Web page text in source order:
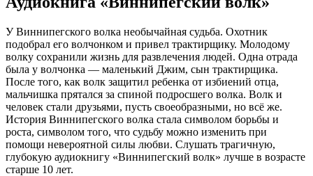
У Виннипегского волка необычайная судьба. Охотник
подобрал его волчонком и привел трактирщику. Молодому
волку сохранили жизнь для развлечения людей. Одна отрада
была у волчонка — маленький Джим, сын трактирщика.
После того, как волк защитил ребенка от избиений отца,
мальчишка прятался за спиной подросшего волка. Волк и
человек стали друзьями, пусть своеобразными, но всё же.
История Виннипегского волка стала символом борьбы и
роста, символом того, что судьбу можно изменить при
помощи невероятной силы любви. Слушать трагичную,
глубокую аудиокнигу «Виннипегский волк» лучше в возрасте
старше 10 лет.